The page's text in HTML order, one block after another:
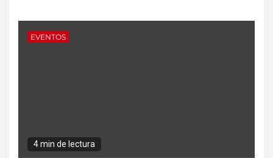
EVENTOS
4 min de lectura